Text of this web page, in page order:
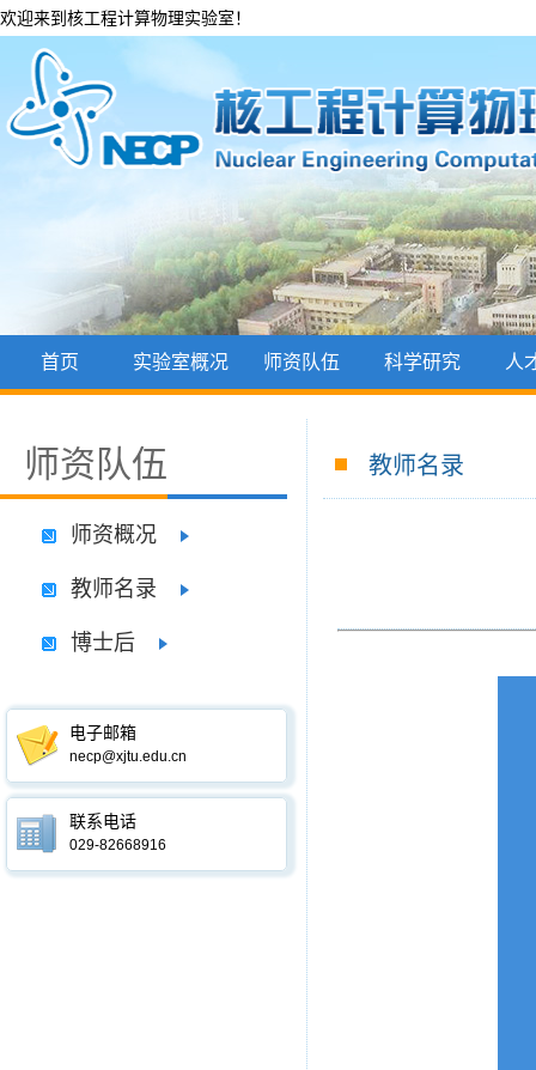
欢迎来到核工程计算物理实验室！
首页 实验室概况 师资队伍 科学研究 人
师资队伍
师资概况
教师名录
博士后
电子邮箱
necp@xjtu.edu.cn
联系电话
029-82668916
教师名录